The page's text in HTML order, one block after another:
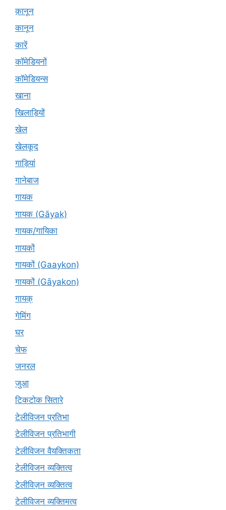
क़ानून
कानून
कारें
कॉमेडियनों
कॉमेडियन्स
खाना
खिलाड़ियों
खेल
खेलकूद
गाड़ियां
गानेबाज
गायक
गायक (Gāyak)
गायक/गायिका
गायकों
गायकों (Gaaykon)
गायकों (Gāyakon)
गायक्
गेमिंग
घर
चेफ
जनरल
जुआ
टिकटोक सितारे
टेलीविजन प्रतिभा
टेलीविजन प्रतिभागी
टेलीविजन वैयक्तिकता
टेलीविजन व्यक्तित्व
टेलीविज़न व्यक्तित्व
टेलीविजन व्यक्तिमत्व